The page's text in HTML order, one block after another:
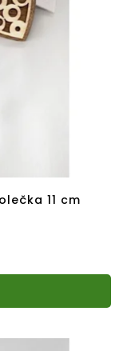
11 cm